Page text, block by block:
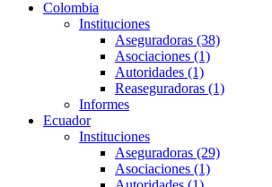
Colombia
Instituciones
Aseguradoras (38)
Asociaciones (1)
Autoridades (1)
Reaseguradoras (1)
Informes
Ecuador
Instituciones
Aseguradoras (29)
Asociaciones (1)